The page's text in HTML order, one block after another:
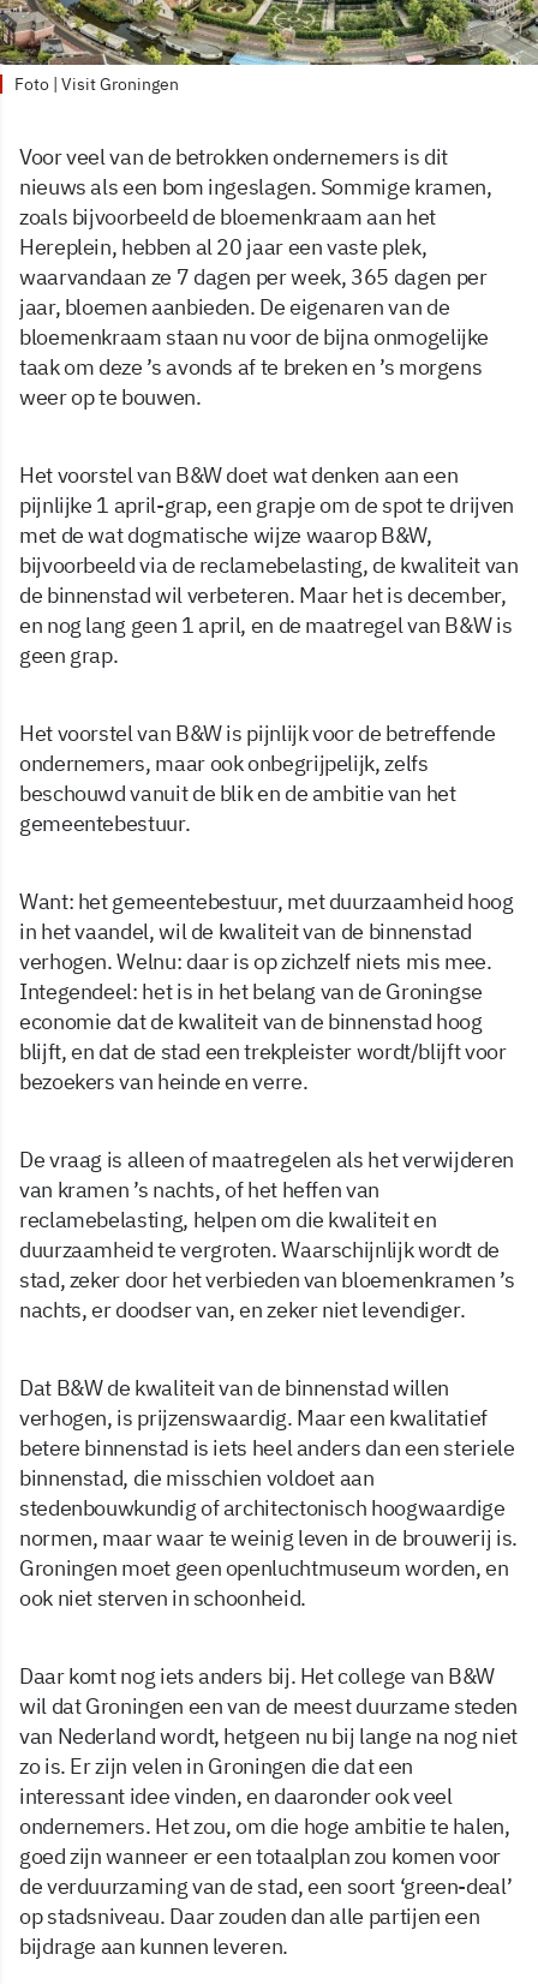
Foto | Visit Groningen
Voor veel van de betrokken ondernemers is dit
nieuws als een bom ingeslagen. Sommige kramen,
zoals bijvoorbeeld de bloemenkraam aan het
Hereplein, hebben al 20 jaar een vaste plek,
waarvandaan ze 7 dagen per week, 365 dagen per
jaar, bloemen aanbieden. De eigenaren van de
bloemenkraam staan nu voor de bijna onmogelijke
taak om deze ’s avonds af te breken en ’s morgens
weer op te bouwen.
Het voorstel van B&W doet wat denken aan een
pijnlijke 1 april-grap, een grapje om de spot te drijven
met de wat dogmatische wijze waarop B&W,
bijvoorbeeld via de reclamebelasting, de kwaliteit van
de binnenstad wil verbeteren. Maar het is december,
en nog lang geen 1 april, en de maatregel van B&W is
geen grap.
Het voorstel van B&W is pijnlijk voor de betreffende
ondernemers, maar ook onbegrijpelijk, zelfs
beschouwd vanuit de blik en de ambitie van het
gemeentebestuur.
Want: het gemeentebestuur, met duurzaamheid hoog
in het vaandel, wil de kwaliteit van de binnenstad
verhogen. Welnu: daar is op zichzelf niets mis mee.
Integendeel: het is in het belang van de Groningse
economie dat de kwaliteit van de binnenstad hoog
blijft, en dat de stad een trekpleister wordt/blijft voor
bezoekers van heinde en verre.
De vraag is alleen of maatregelen als het verwijderen
van kramen ’s nachts, of het heffen van
reclamebelasting, helpen om die kwaliteit en
duurzaamheid te vergroten. Waarschijnlijk wordt de
stad, zeker door het verbieden van bloemenkramen ’s
nachts, er doodser van, en zeker niet levendiger.
Dat B&W de kwaliteit van de binnenstad willen
verhogen, is prijzenswaardig. Maar een kwalitatief
betere binnenstad is iets heel anders dan een steriele
binnenstad, die misschien voldoet aan
stedenbouwkundig of architectonisch hoogwaardige
normen, maar waar te weinig leven in de brouwerij is.
Groningen moet geen openluchtmuseum worden, en
ook niet sterven in schoonheid.
Daar komt nog iets anders bij. Het college van B&W
wil dat Groningen een van de meest duurzame steden
van Nederland wordt, hetgeen nu bij lange na nog niet
zo is. Er zijn velen in Groningen die dat een
interessant idee vinden, en daaronder ook veel
ondernemers. Het zou, om die hoge ambitie te halen,
goed zijn wanneer er een totaalplan zou komen voor
de verduurzaming van de stad, een soort ‘green-deal’
op stadsniveau. Daar zouden dan alle partijen een
bijdrage aan kunnen leveren.